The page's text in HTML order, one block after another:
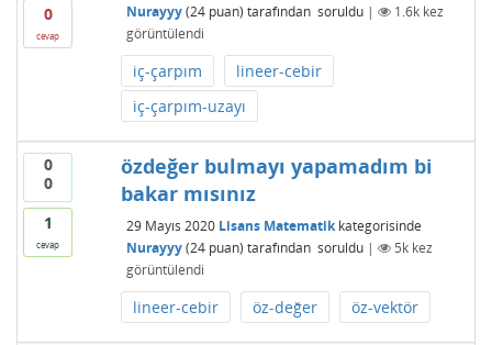
0
cevap
Nurayyy (24puan) tarafından soruldu | 1.6kkez
görüntülendi
iç-çarpım
lineer-cebir
iç-çarpım-uzayı
0
0
1
cevap
özdeğer bulmayı yapamadım bi
bakar mısınız
29 Mayıs 2020 Lisans Matematikkategorisinde
Nurayyy (24puan) tarafından soruldu | 5kkez
görüntülendi
lineer-cebir öz-değer öz-vektör